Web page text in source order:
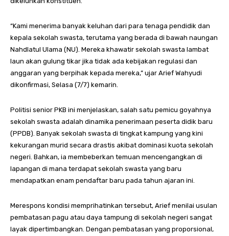
“Kami menerima banyak keluhan dari para tenaga pendidik dan
kepala sekolah swasta, terutama yang berada di bawah naungan
Nahdlatul Ulama (NU). Mereka khawatir sekolah swasta lambat
laun akan gulung tikar jika tidak ada kebijakan regulasi dan
anggaran yang berpihak kepada mereka,” ujar Arief Wahyudi
dikonfirmasi, Selasa (7/7) kemarin.
Politisi senior PKB ini menjelaskan, salah satu pemicu goyahnya
sekolah swasta adalah dinamika penerimaan peserta didik baru
(PPDB). Banyak sekolah swasta di tingkat kampung yang kini
kekurangan murid secara drastis akibat dominasi kuota sekolah
negeri. Bahkan, ia membeberkan temuan mencengangkan di
lapangan di mana terdapat sekolah swasta yang baru
mendapatkan enam pendaftar baru pada tahun ajaran ini.
Merespons kondisi memprihatinkan tersebut, Arief menilai usulan
pembatasan pagu atau daya tampung di sekolah negeri sangat
layak dipertimbangkan. Dengan pembatasan yang proporsional,